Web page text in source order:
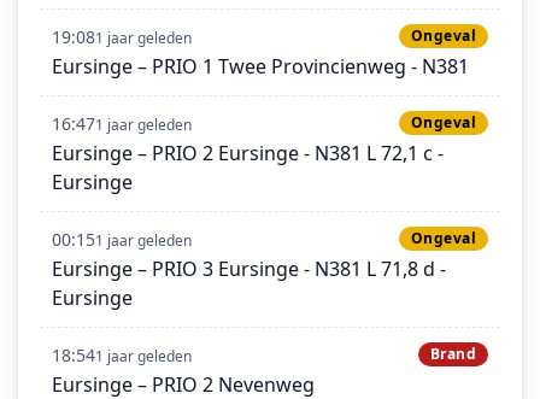
19:081 jaar geleden Ongeval
Eursinge – PRIO 1 Twee Provincienweg - N381
16:471 jaar geleden Ongeval
Eursinge – PRIO 2 Eursinge - N381 L 72,1 c -
Eursinge
00:151 jaar geleden Ongeval
Eursinge – PRIO 3 Eursinge - N381 L 71,8 d -
Eursinge
18:541 jaar geleden Brand
Eursinge – PRIO 2 Nevenweg